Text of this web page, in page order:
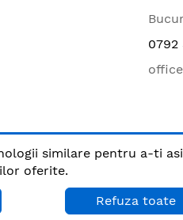
0792
similare pentru a-ti
oferite.
Refuza toate